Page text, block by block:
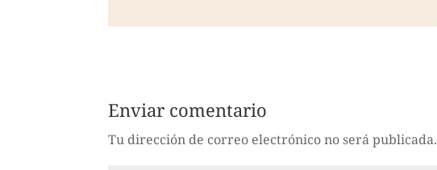
Enviar comentario
Tu dirección de correo electrónico no será publicada.